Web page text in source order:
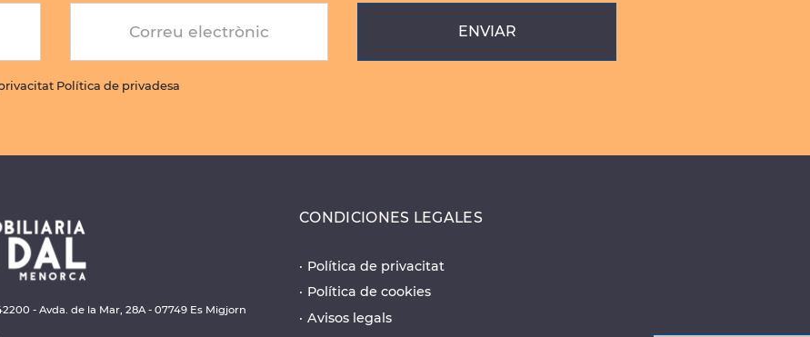
Correu electrònic ENVIAR
Política de privadesa
- Avda. de la Mar, 28A - 07749 Es Migjorn
CONDICIONES LEGALES
Política de privacitat
Política de cookies
Avisos legals